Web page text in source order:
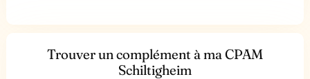
Trouver un complément à ma CPAM
Schiltigheim